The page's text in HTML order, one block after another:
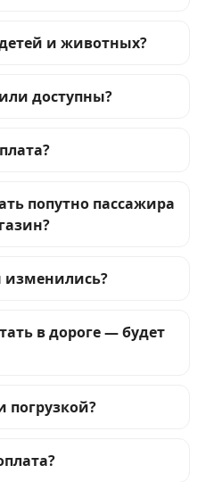
и животных?
доступны?
попутно пассажира
изменились?
в дороге — будет
погрузкой?